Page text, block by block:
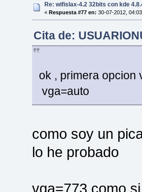
Re: wifislax-4.2 32bits con kde
« Respuesta #77 en: 30-07-2012,
Cita de:
ok , primera opcion
vga=auto
como soy un
lo he probado
vga=773 como